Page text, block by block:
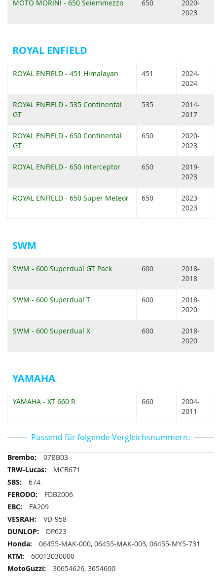
MOTO MORINI - 650 Seiemmezzo 650
2020-
2023
ROYAL ENFIELD
ROYAL ENFIELD - 451 Himalayan 451
2024-
2024
ROYAL ENFIELD - 535 Continental
GT
535
2014-
2017
ROYAL ENFIELD - 650 Continental
GT
650
2020-
2023
ROYAL ENFIELD - 650 Interceptor 650
2019-
2023
ROYAL ENFIELD - 650 Super Meteor 650
2023-
2023
SWM
SWM - 600 Superdual GT Pack 600
2018-
2018
SWM - 600 Superdual T 600
2018-
2020
SWM - 600 Superdual X 600
2018-
2020
YAMAHA
YAMAHA - XT 660 R 660
2004-
2011
Passend für folgende Vergleichsnummern:
Passend
für
Vergleichsnummern
07BB03
MCB671
674
FDB2006
FA209
VD-958
DP623
06455-MAK-000, 06455-MAK-003, 06455-MY5-731
60013030000
30654626, 3654600